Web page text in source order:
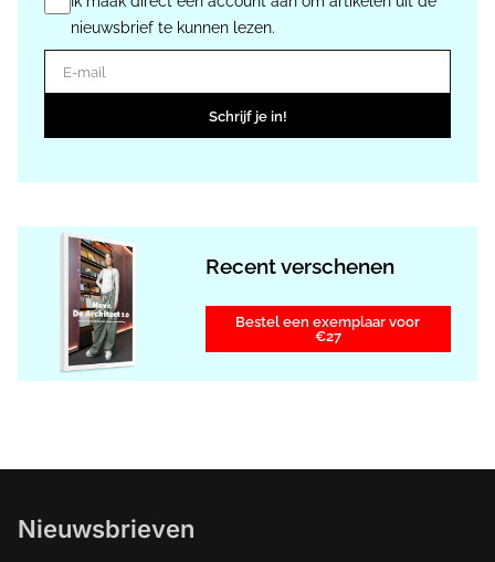
nieuwsbrief te kunnen lezen.
E-mail
Schrijf je in!
Recent verschenen
Bestel een exemplaar voor
€27
Nieuwsbrieven